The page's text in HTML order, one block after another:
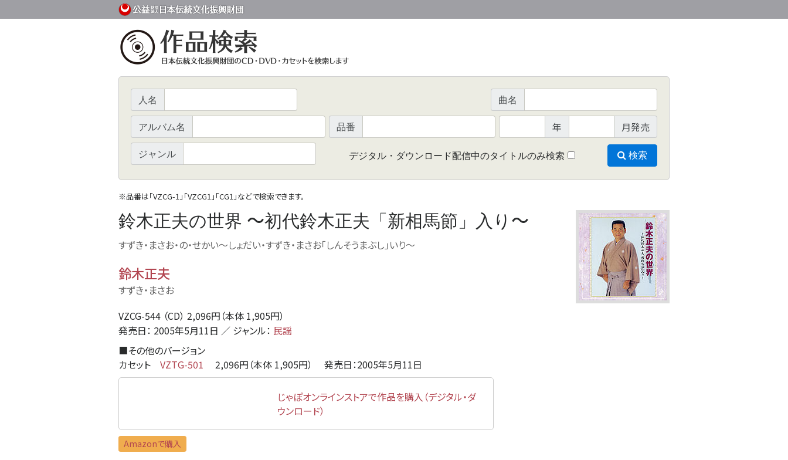
人名 曲名
アルバム名 品番 年 月発売
ジャンル デジタル・ダウンロード配信中のタイトルのみ検索 検索
※品番は「VZCG-1」「VZCG1」「CG1」などで検索できます。
鈴木正夫の世界 〜初代鈴木正夫「新相馬節」入り 〜
すずき・まさお・の・せかい〜しょだい・すずき・まさお「しんそうまぶし」いり〜
鈴木正夫
すずき・まさお
VZCG-544 （CD） 2,096円（本体 1,905円）
発売日： 2005年5月11日 ／ ジャンル： 民謡
■その他のバージョン
カセット VZTG-501 2,096円（本体 1,905円） 発売日：2005年5月11日
じゃぽオンラインストアで作品を購入（デジタル・ダ
ウンロード）
Amazonで購入